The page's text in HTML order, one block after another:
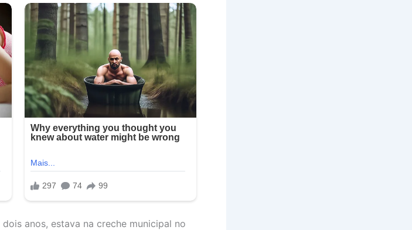
anos, estava na creche municipal no